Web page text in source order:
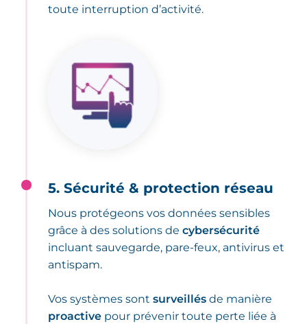
toute interruption d’activité.
5. Sécurité & protection réseau
Nous protégeons vos données sensibles
grâce à des solutions decybersécurité
incluant sauvegarde, pare-feux, antivirus et
antispam.
Vos systèmes sontsurveillés de manière
proactive pour prévenir toute perte liée à